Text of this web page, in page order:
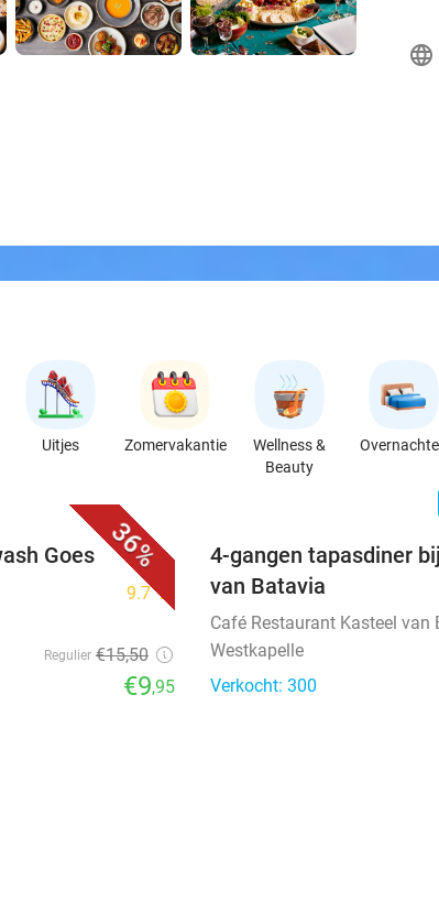
language
Uitjes Zomervakantie
Wellness &
Beauty
36%
Goes
9.7star
Regulier €15,50
€9,95
4-gangen tapasdiner
van Batavia
Café Restaurant Kasteel van
Westkapelle
Verkocht: 300